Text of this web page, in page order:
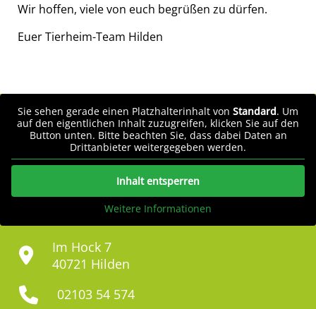
Wir hoffen, viele von euch begrüßen zu dürfen.
Euer Tierheim-Team Hilden
Sie sehen gerade einen Platzhalterinhalt von Standard. Um
auf den eigentlichen Inhalt zuzugreifen, klicken Sie auf den
Button unten. Bitte beachten Sie, dass dabei Daten an
Drittanbieter weitergegeben werden.
Inhalt entsperren
Weitere Informationen
Im Hock 7
40721 Hilden
02103 54 574